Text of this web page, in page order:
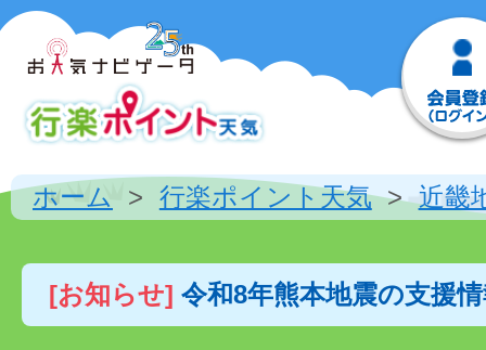
ホーム 行楽ポイント天気 近畿
[お知らせ] 令和8年熊本地震の支援